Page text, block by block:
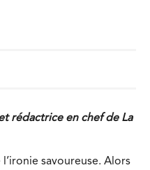
rédactrice en chef de La
savoureuse. Alors